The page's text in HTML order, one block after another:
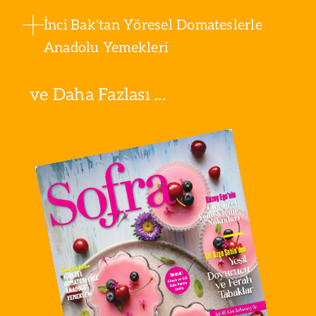
İnci Bak'tan Yöresel Domateslerle
Anadolu Yemekleri
ve Daha Fazlası ...